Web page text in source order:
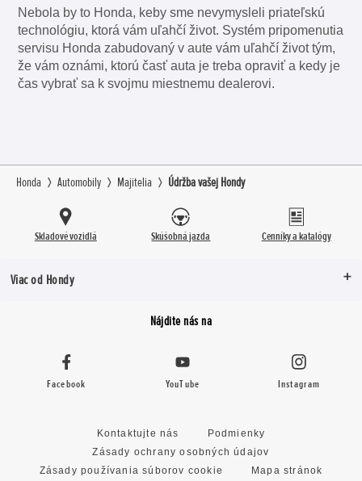
Nebola by to Honda, keby sme nevymysleli priateľskú
technológiu, ktorá vám uľahčí život. Systém pripomenutia
servisu Honda zabudovaný v aute vám uľahčí život tým,
že vám oznámi, ktorú časť auta je treba opraviť a kedy je
čas vybrať sa k svojmu miestnemu dealerovi.
Honda Automobily Majitelia Údržba vašej Hondy
Skladové vozidlá Skúšobná jazda Cenníky a katalógy
Viac od Hondy
Nájdite nás na
Facebook YouTube Instagram
Kontaktujte nás
Podmienky
Zásady ochrany osobných údajov
Zásady používania súborov cookie
Mapa stránok